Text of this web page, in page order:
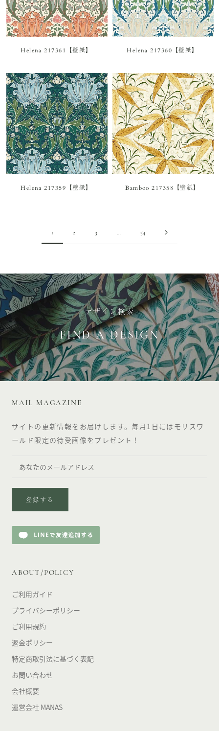
Helena 217361【壁紙】 Helena 217360【壁紙】
Helena 217359【壁紙】 Bamboo 217358【壁紙】
1 2 3 … 54
デザイン検索
FIND A DESIGN
MAIL MAGAZINE
サイトの更新情報をお届けします。毎月1日にはモリスワ
ールド限定の待受画像をプレゼント！
登録する
ABOUT/POLICY
ご利用ガイド
プライバシーポリシー
ご利用規約
返金ポリシー
特定商取引法に基づく表記
お問い合わせ
会社概要
運営会社 MANAS